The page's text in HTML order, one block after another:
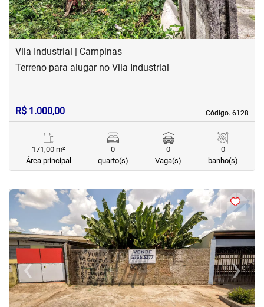
Vila Industrial | Campinas
Código. 6128
Código. 6128
Terreno para alugar no Vila Industrial
R$ 1.000,00
171,00 m²
Área principal
0
quarto(s)
0
Vaga(s)
0
banho(s)
< << <
‹Previous ›Next